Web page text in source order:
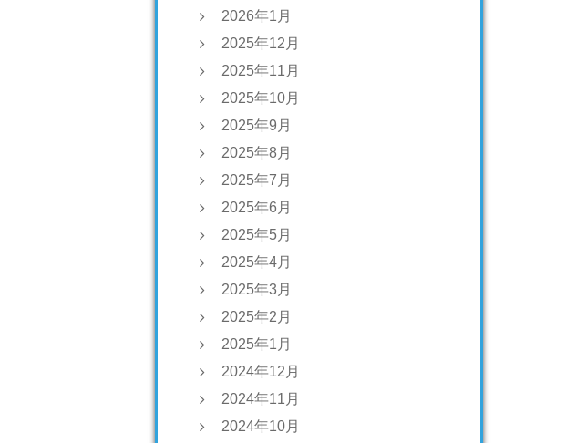
2026年1月
2025年12月
2025年11月
2025年10月
2025年9月
2025年8月
2025年7月
2025年6月
2025年5月
2025年4月
2025年3月
2025年2月
2025年1月
2024年12月
2024年11月
2024年10月